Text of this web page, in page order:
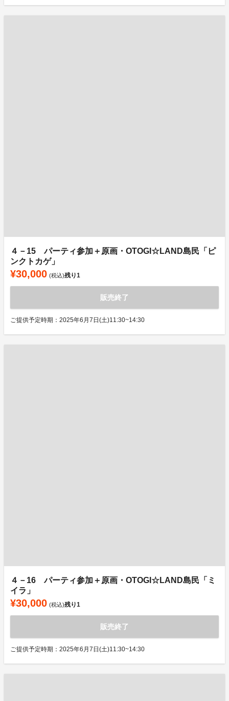
４－15 パーティ参加＋原画・OTOGI☆LAND島民「ピ
ンクトカゲ」
¥30,000 (税込)残り1
販売終了
ご提供予定時期：2025年6月7日(土)11:30~14:30
４－16 パーティ参加＋原画・OTOGI☆LAND島民「ミ
イラ」
¥30,000 (税込)残り1
販売終了
ご提供予定時期：2025年6月7日(土)11:30~14:30